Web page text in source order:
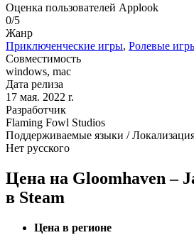
Оценка пользователей Applook
0/5
Жанр
Приключенческие игры, Ролевые
Совместимость
windows, mac
Дата релиза
17 мая. 2022 r.
Разработчик
Flaming Fowl Studios
Поддерживаемые языки /
Нет русского
Цена на Gloomhaven –
в Steam
Цена в регионе